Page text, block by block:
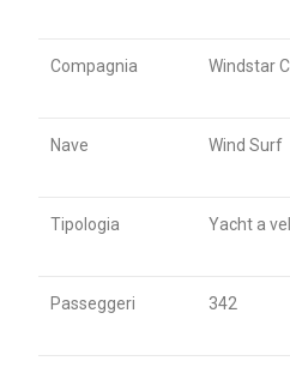
Compagnia Windstar
Nave Wind Surf
Tipologia Yacht a
Passeggeri 342